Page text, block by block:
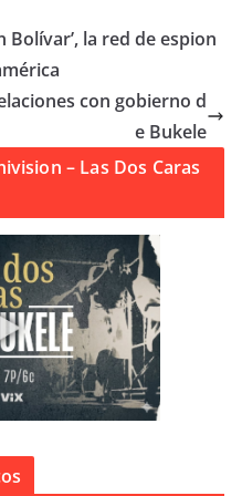
Bolívar’, la red de espion
con gobierno d
e Bukele
– Las Dos Caras